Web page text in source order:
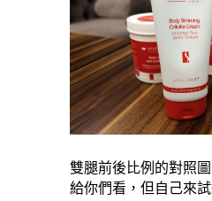
雙腿前後比例的對照
給你們看，但自己來